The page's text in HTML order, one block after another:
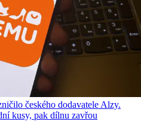
českého dodavatele Alzy.
kusy, pak dílnu zavřou